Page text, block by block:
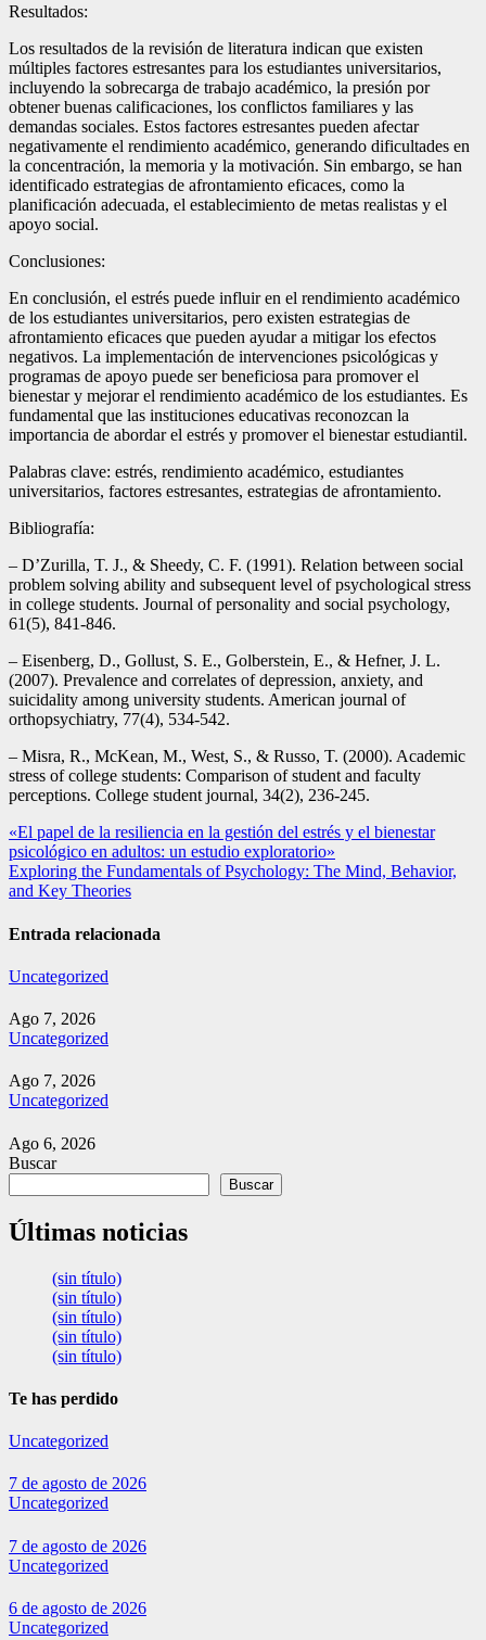
Resultados:
Los resultados de la revisión de literatura indican que existen
múltiples factores estresantes para los estudiantes universitarios,
incluyendo la sobrecarga de trabajo académico, la presión por
obtener buenas calificaciones, los conflictos familiares y las
demandas sociales. Estos factores estresantes pueden afectar
negativamente el rendimiento académico, generando dificultades en
la concentración, la memoria y la motivación. Sin embargo, se han
identificado estrategias de afrontamiento eficaces, como la
planificación adecuada, el establecimiento de metas realistas y el
apoyo social.
Conclusiones:
En conclusión, el estrés puede influir en el rendimiento académico
de los estudiantes universitarios, pero existen estrategias de
afrontamiento eficaces que pueden ayudar a mitigar los efectos
negativos. La implementación de intervenciones psicológicas y
programas de apoyo puede ser beneficiosa para promover el
bienestar y mejorar el rendimiento académico de los estudiantes. Es
fundamental que las instituciones educativas reconozcan la
importancia de abordar el estrés y promover el bienestar estudiantil.
Palabras clave: estrés, rendimiento académico, estudiantes
universitarios, factores estresantes, estrategias de afrontamiento.
Bibliografía:
– D’Zurilla, T. J., & Sheedy, C. F. (1991). Relation between social
problem solving ability and subsequent level of psychological stress
in college students. Journal of personality and social psychology,
61(5), 841-846.
– Eisenberg, D., Gollust, S. E., Golberstein, E., & Hefner, J. L.
(2007). Prevalence and correlates of depression, anxiety, and
suicidality among university students. American journal of
orthopsychiatry, 77(4), 534-542.
– Misra, R., McKean, M., West, S., & Russo, T. (2000). Academic
stress of college students: Comparison of student and faculty
perceptions. College student journal, 34(2), 236-245.
Navegación
de
entradas
«El papel de la resiliencia en la gestión del estrés y el bienestar
psicológico en adultos: un estudio exploratorio»
Exploring the Fundamentals of Psychology: The Mind, Behavior,
and Key Theories
Entrada relacionada
Uncategorized
Ago 7, 2026
Uncategorized
Ago 7, 2026
Uncategorized
Ago 6, 2026
Buscar
Buscar
Últimas noticias
(sin título)
(sin título)
(sin título)
(sin título)
(sin título)
Te has perdido
Uncategorized
7 de agosto de 2026
Uncategorized
7 de agosto de 2026
Uncategorized
6 de agosto de 2026
Uncategorized